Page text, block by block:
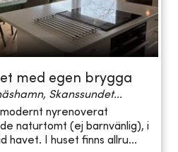
med egen brygga
Skanssundet...
nyrenoverat
naturtomt (ej barnvänlig), i
havet. I huset finns allru...